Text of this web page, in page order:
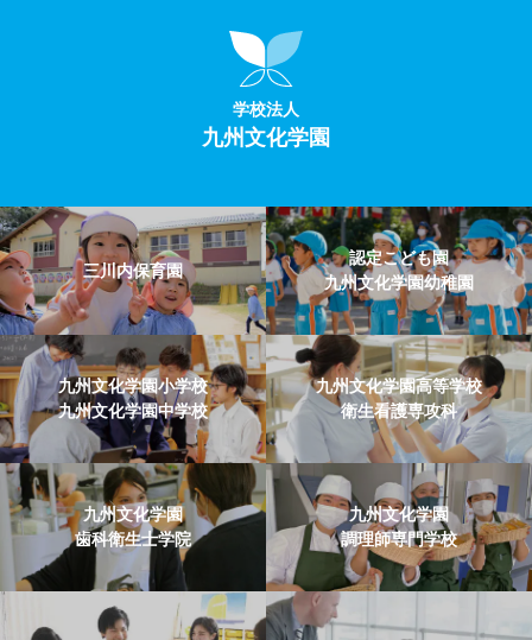
学校法人
九州文化学園
三川内保育園
認定こども園
九州文化学園幼稚園
九州文化学園小学校
九州文化学園中学校
九州文化学園高等学校
衛生看護専攻科
九州文化学園
歯科衛生士学院
九州文化学園
調理師専門学校